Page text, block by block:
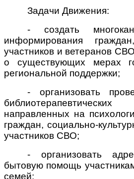
Задачи Движения:
- создать
информирования
участников и ветеранов
о существующих мерах
региональной поддержки;
- организовать
направленных на
граждан, социально-
участников СВО;
- организовать
бытовую помощь
семей;